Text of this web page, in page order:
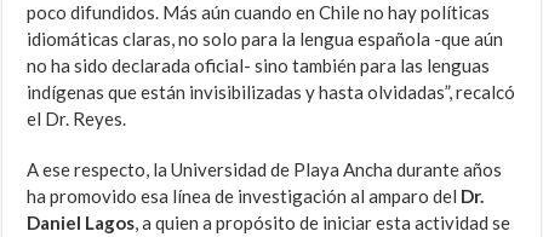
poco difundidos. Más aún cuando en Chile no hay políticas
idiomáticas claras, no solo para la lengua española -que aún
no ha sido declarada oficial- sino también para las lenguas
indígenas que están invisibilizadas y hasta olvidadas”, recalcó
el Dr. Reyes.
A ese respecto, la Universidad de Playa Ancha durante años
ha promovido esa línea de investigación al amparo del Dr.
Daniel Lagos, a quien a propósito de iniciar esta actividad se